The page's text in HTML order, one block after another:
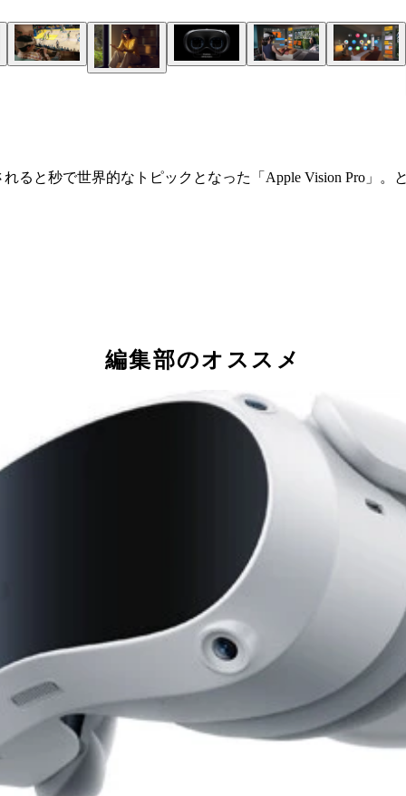
カでは2024年初頭、その他の地域では2024年中に発売予定
末と違うのはその操作方法。カメラは12個、各種センサー
やAR端末とはまったく違った操作感を実現したガジェット
体のみで利用可能。もちろん、映画やスポーツ観戦などの
るが、実はこれは本体前面のディスプレーに表示された
ンチインアウトなど指のジェスチャーで操作可能
指定して起動するなど、これまでにない操作方法となってい
キャラを生成可能。これはFaceTimeなどに利用できる。
す！
ると秒で世界的なトピックとなった「Apple Vision Pro」
編集部のオススメ